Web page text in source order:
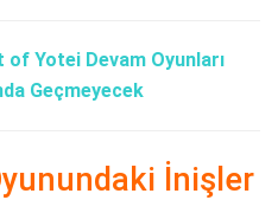
of Yotei Devam Oyunları
Geçmeyecek
İnişler